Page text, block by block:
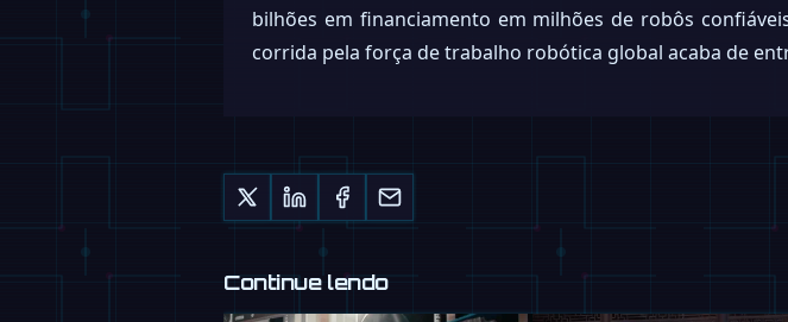
bilhões em financiamento em milhões de robôs
corrida pela força de trabalho robótica global acaba de
Continue lendo